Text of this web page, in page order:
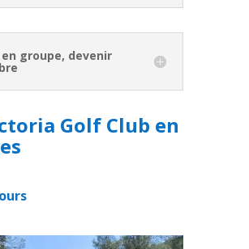
groupe, devenir
Golf Club en